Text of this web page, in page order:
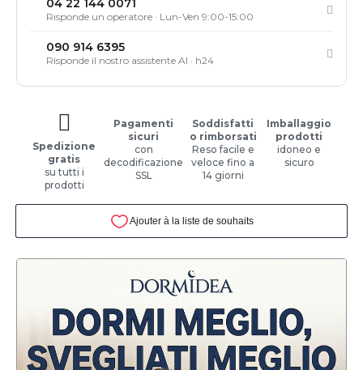
04 22 144 0071
Risponde un operatore · Lun-Ven 9:00-15:00
090 914 6395
Risponde il nostro assistente AI · h24
Spedizione
gratis
su tutti i
prodotti
Pagamenti
sicuri
con
decodificazione
SSL
Soddisfatti
o rimborsati
Reso facile e
veloce fino a
14 giorni
Imballaggio
prodotti
idoneo e
sicuro